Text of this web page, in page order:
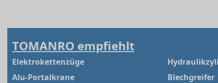
TOMANRO empfiehlt
Elektrokettenzüge
Alu-Portalkrane
Blechgreifer